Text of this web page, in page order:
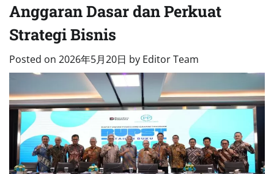
Anggaran Dasar dan Perkuat
Strategi Bisnis
Posted on 2026年5月20日 by Editor Team